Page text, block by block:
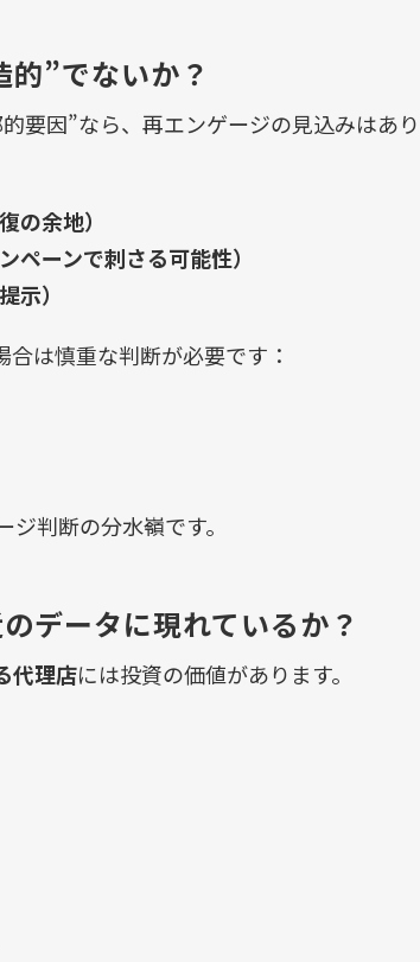
的”でないか？
要因”なら、再エンゲージの見込みはあり
の余地）
ーンで刺さる可能性）
示）
は慎重な判断が必要です：
ジ判断の分水嶺です。
データに現れているか？
代理店には投資の価値があります。